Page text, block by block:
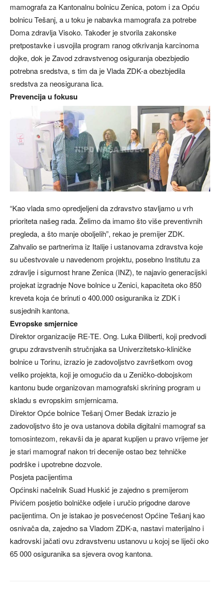
mamografa za Kantonalnu bolnicu Zenica, potom i za Opću
bolnicu Tešanj, a u toku je nabavka mamografa za potrebe
Doma zdravlja Visoko. Također je stvorila zakonske
pretpostavke i usvojila program ranog otkrivanja karcinoma
dojke, dok je Zavod zdravstvenog osiguranja obezbjedio
potrebna sredstva, s tim da je Vlada ZDK-a obezbjedila
sredstva za neosigurana lica.
Prevencija u fokusu
“Kao vlada smo opredjeljeni da zdravstvo stavljamo u vrh
prioriteta našeg rada. Želimo da imamo što više preventivnih
pregleda, a što manje oboljelih”, rekao je premijer ZDK.
Zahvalio se partnerima iz Italije i ustanovama zdravstva koje
su učestvovale u navedenom projektu, posebno Institutu za
zdravlje i sigurnost hrane Zenica (INZ), te najavio generacijski
projekat izgradnje Nove bolnice u Zenici, kapaciteta oko 850
kreveta koja će brinuti o 400.000 osiguranika iz ZDK i
susjednih kantona.
Evropske smjernice
Direktor organizacije RE-TE. Ong. Luka Điliberti, koji predvodi
grupu zdravstvenih stručnjaka sa Univerzitetsko-kliničke
bolnice u Torinu, izrazio je zadovoljstvo završetkom ovog
veliko projekta, koji je omogućio da u Zeničko-dobojskom
kantonu bude organizovan mamografski skrining program u
skladu s evropskim smjernicama.
Direktor Opće bolnice Tešanj Omer Bedak izrazio je
zadovoljstvo što je ova ustanova dobila digitalni mamograf sa
tomosintezom, rekavši da je aparat kupljen u pravo vrijeme jer
je stari mamograf nakon tri decenije ostao bez tehničke
podrške i upotrebne dozvole.
Posjeta pacijentima
Općinski načelnik Suad Huskić je zajedno s premijerom
Pivićem posjetio bolničke odjele i uručio prigodne darove
pacijentima. On je istakao je posvećenost Općine Tešanj kao
osnivača da, zajedno sa Vladom ZDK-a, nastavi materijalno i
kadrovski jačati ovu zdravstvenu ustanovu u kojoj se liječi oko
65 000 osiguranika sa sjevera ovog kantona.